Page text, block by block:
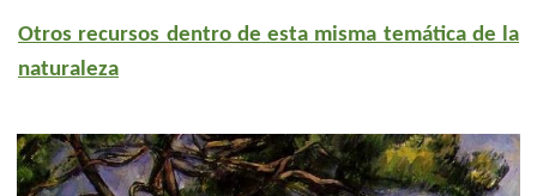
Otros recursos dentro de esta misma temática de la
naturaleza